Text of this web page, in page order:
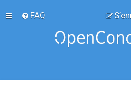
FAQ